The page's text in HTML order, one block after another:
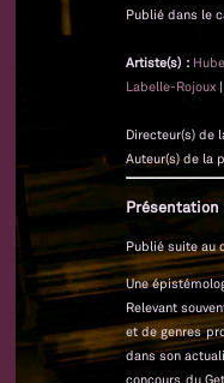
Publié dans le
Artiste(s) :
Labelle-Rojoux |
Directeur(s) de
Auteur(s) de la
Présentation
Publié suite au
Une
Relevant
et de genres
dans son
concours du